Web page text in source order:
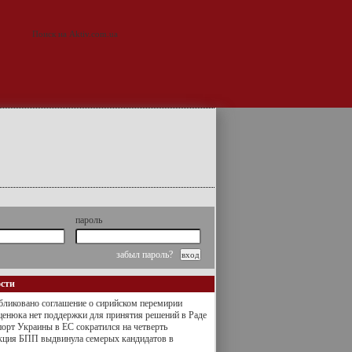
пароль
забыл пароль?
соглашение о сирийском перемирии
нет поддержки для принятия решений в Раде
Украины в ЕС сократился на четверть
БПП выдвинула семерых кандидатов в